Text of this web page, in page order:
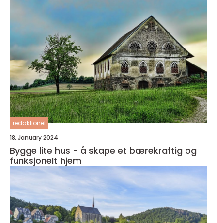
redaktionel
18. January 2024
Bygge lite hus - å skape et bærekraftig og
funksjonelt hjem